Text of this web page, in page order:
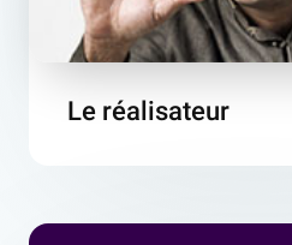
Le réalisateur